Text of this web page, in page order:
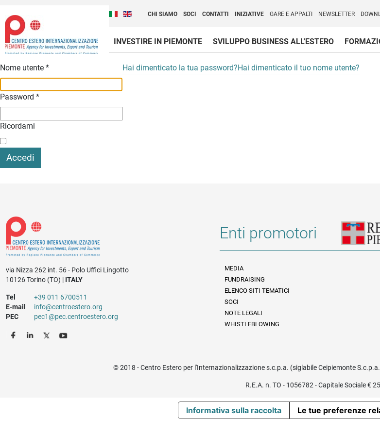
Italiano (Italia)
English (United Kingdom)
CHI SIAMO SOCI CONTATTI INIZIATIVE GARE E APPALTI NEWSLETTER
INVESTIRE IN PIEMONTE SVILUPPO BUSINESS ALL'ESTERO
Nome utente *
Password *
Ricordami
Accedi
Hai dimenticato la tua password?Hai dimenticato il tuo nome utente?
via Nizza 262 int. 56 - Polo Uffici Lingotto
10126 Torino (TO) | ITALY
Tel
+39 011 6700511
E-mail
info@centroestero.org
PEC
pec1@pec.centroestero.org
Enti promotori
Informazioni legali e trasparenza
MEDIA
FUNDRAISING
ELENCO SITI TEMATICI
SOCI
NOTE LEGALI
WHISTLEBLOWING
© 2018 - Centro Estero per l'Internazionalizzazione s.c.p.a. (siglabile Ceipiemonte
R.E.A. n. TO - 1056782 - Capitale Sociale €
Informativa sulla raccolta Le tue preferenze